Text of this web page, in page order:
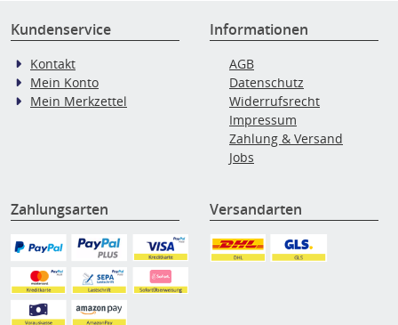
Kundenservice
Kontakt
Mein Konto
Mein Merkzettel
Informationen
AGB
Datenschutz
Widerrufsrecht
Impressum
Zahlung & Versand
Jobs
Zahlungsarten Versandarten